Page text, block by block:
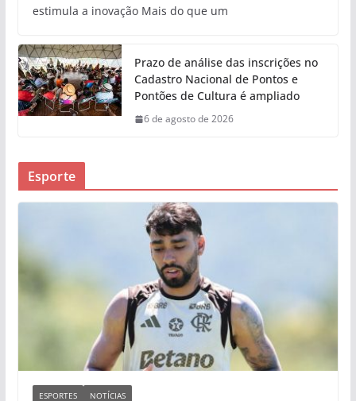
estimula a inovação Mais do que um
Prazo de análise das inscrições no
Cadastro Nacional de Pontos e
Pontões de Cultura é ampliado
6 de agosto de 2026
Esporte
ESPORTES NOTÍCIAS